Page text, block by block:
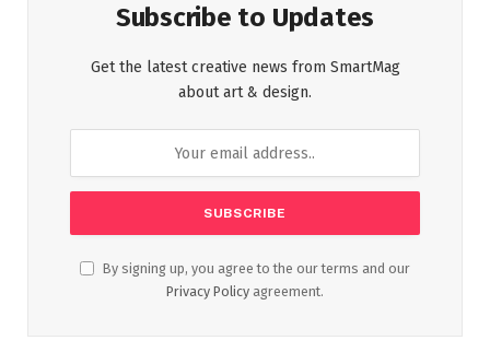
Subscribe to Updates
Get the latest creative news from SmartMag
about art & design.
By signing up, you agree to the our terms and our
Privacy Policy agreement.